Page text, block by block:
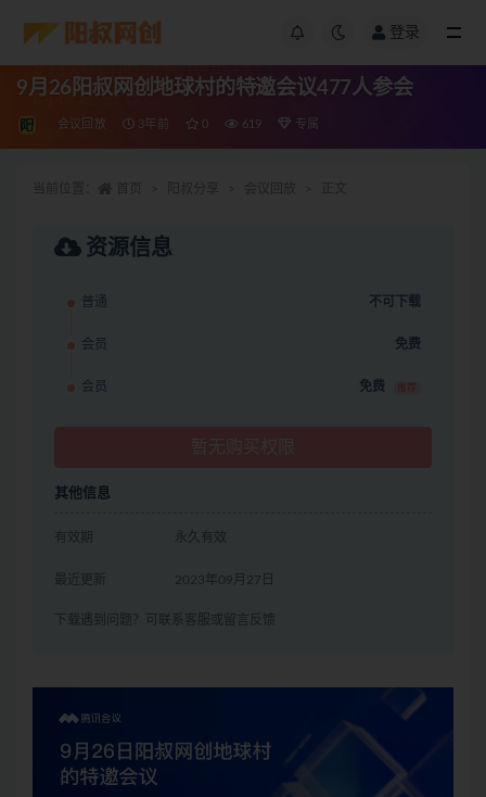
登录
9月26阳叔网创地球村的特邀会议477人参会
会议回放 3年前 0 619 专属
资源信息
普通 不可下载
会员 免费
会员 免费 推荐
其他信息
有效期 永久有效
最近更新 2023年09月27日
下载遇到问题？可联系客服或留言反馈